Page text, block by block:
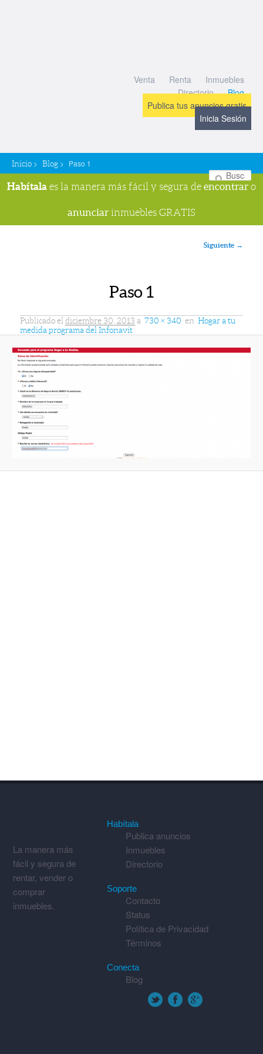
Venta Renta
Inmuebles
Directorio
Blog
Publica tus anuncios gratis
Inicia Sesión
Inicio > Blog > Paso 1
Habítala es la manera más fácil y segura de encontrar o
anunciar inmuebles GRATIS
Siguiente →
Paso 1
Publicado el diciembre 30, 2013 a 730 × 340 en Hogar a tu
medida programa del Infonavit
La manera más
fácil y segura de
rentar, vender o
comprar
inmuebles.
Habítala
Publica anuncios
Inmuebles
Directorio
Soporte
Contacto
Status
Política de Privacidad
Términos
Conecta
Blog